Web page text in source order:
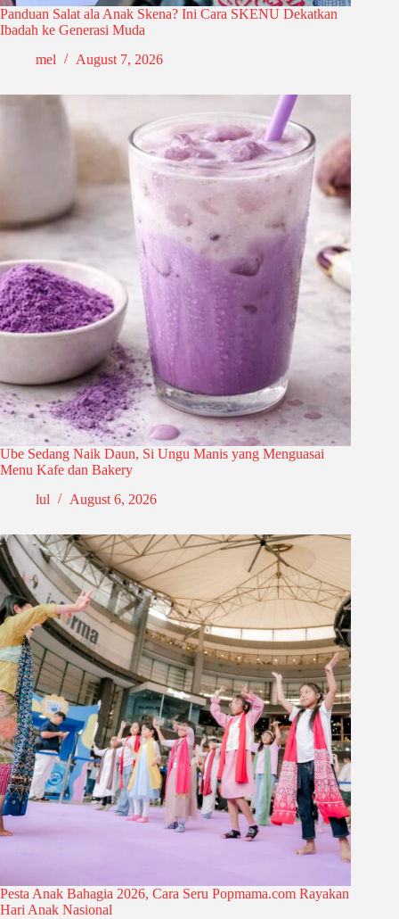
Panduan Salat ala Anak Skena? Ini Cara SKENU Dekatkan
Ibadah ke Generasi Muda
mel
August 7, 2026
Ube Sedang Naik Daun, Si Ungu Manis yang Menguasai
Menu Kafe dan Bakery
lul
August 6, 2026
Pesta Anak Bahagia 2026, Cara Seru Popmama.com Rayakan
Hari Anak Nasional